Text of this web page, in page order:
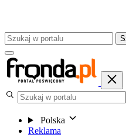
Polska
Reklama